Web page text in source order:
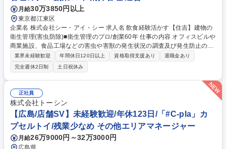
月給30万3850円以上
東京都江東区
企業名 株式会社シー・アイ・シー 求人名 飲食経験活かす【住吉】建物の
衛生管理(害虫防除)■衛生管理のプロ/創業60年 仕事の内容 オフィスビルや
商業施設、食品工場などの害虫や害獣の発生状況の調査及び発生防止の措
置を講じます。「建築物衛生法」に基づき建物の管理者に義務付けられて
いるため、常に需要があり、非常に安定した事業です。 【詳細】調査結果
により追加の作業が必要な場合は提案及び見積もりの作成から受注まで行
います。時には大型ビルの設計段階から携わり、ねずみが侵入しにくい構
造となるようコンサルテーションも行います。 【働き方】残業平均30時
間/月。繁忙期は45時間もありますが、残業削減のために増員募集中。現
場によっては休日・夜間勤務有(手当/振休有) 【競合優位性】全員が正社員
のため他社より高額ですが高品質で選ばれています。 募集職種 飲食経験
活かす【住吉】建物の衛生管理(害虫防除)■衛生管理のプロ/創業60年
業界未経験歓迎 年間休日120日以上 資格取得支援あり
退職金あり
完全週休2日制
土日祝休み
正社員
株式会社トーシン
【広島/店舗SV】未経験歓迎/年休123日/「#C-pla」カ
プセルトイ/残業少なめ その他エリアマネージャー
月給26万9000円～32万3000円
広島県